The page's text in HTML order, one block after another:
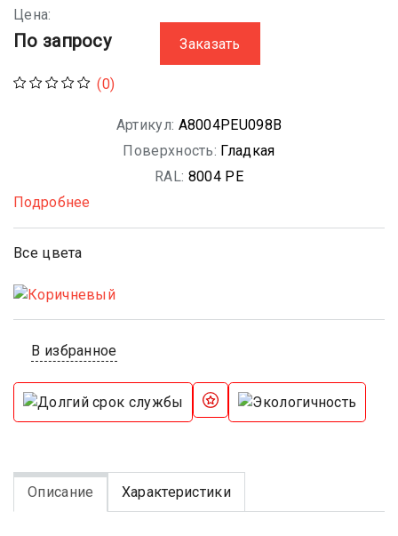
Цена:
По запросу Заказать
(0)
Артикул: A8004PEU098B
Поверхность: Гладкая
RAL: 8004 PE
Подробнее
Все цвета
В избранное
Описание Характеристики